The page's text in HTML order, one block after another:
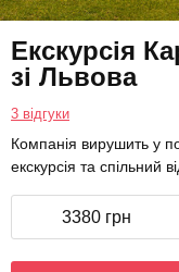
Екскурсія
зі Львова
3 відгуки
Компанія вирушить у
екскурсія та спільний
3380 грн